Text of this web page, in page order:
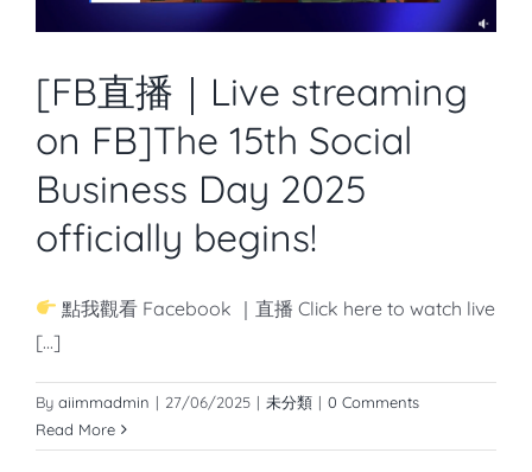
[FB直播｜Live streaming
on FB]The 15th Social
Business Day 2025
officially begins!
點我觀看 Facebook ｜直播 Click here to watch live
[...]
By aiimmadmin | 27/06/2025 | 未分類 | 0 Comments
Read More